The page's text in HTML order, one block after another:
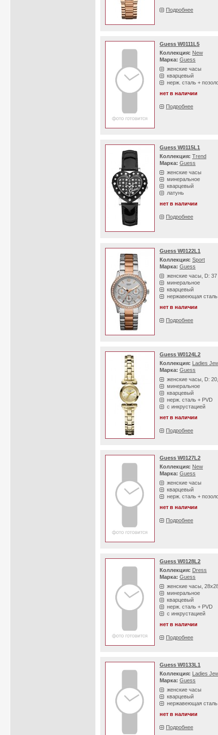
Подробнее
Guess W0111L5
Коллекция: New
Марка: Guess
женские часы
кварцевый
нерж. сталь +
нет в наличии
Подробнее
Guess W0115L1
Коллекция: Trend
Марка: Guess
женские часы
минеральное
кварцевый
латунь
нет в наличии
Подробнее
Guess W0122L1
Коллекция: Sport
Марка: Guess
женские часы, D:
минеральное
кварцевый
нержавеющая сталь
нет в наличии
Подробнее
Guess W0124L2
Коллекция: Ladies
Марка: Guess
женские часы, D:
минеральное
кварцевый
нерж. сталь + PVD
с инкрустацией
нет в наличии
Подробнее
Guess W0127L2
Коллекция: New
Марка: Guess
женские часы
кварцевый
нерж. сталь +
нет в наличии
Подробнее
Guess W0128L2
Коллекция: Dress
Марка: Guess
женские часы,
минеральное
кварцевый
нерж. сталь + PVD
с инкрустацией
нет в наличии
Подробнее
Guess W0133L1
Коллекция: Ladies
Марка: Guess
женские часы
кварцевый
нержавеющая сталь
нет в наличии
Подробнее